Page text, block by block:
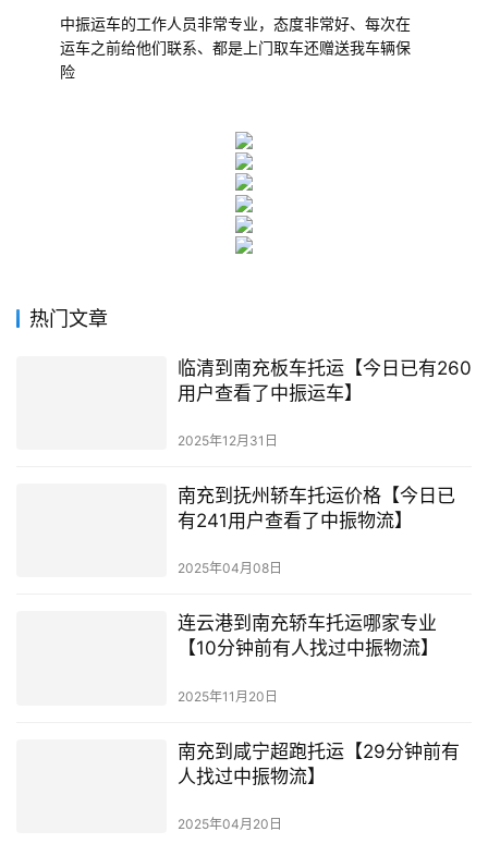
中振运车的工作人员非常专业，态度非常好、每次在
运车之前给他们联系、都是上门取车还赠送我车辆保
险
热门文章
临清到南充板车托运【今日已有260
用户查看了中振运车】
2025年12月31日
南充到抚州轿车托运价格【今日已
有241用户查看了中振物流】
2025年04月08日
连云港到南充轿车托运哪家专业
【10分钟前有人找过中振物流】
2025年11月20日
南充到咸宁超跑托运【29分钟前有
人找过中振物流】
2025年04月20日